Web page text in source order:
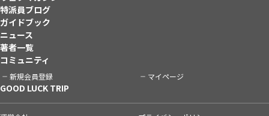
特派員ブログ
ガイドブック
ニュース
著者一覧
コミュニティ
新規会員登録 マイページ
GOOD LUCK TRIP